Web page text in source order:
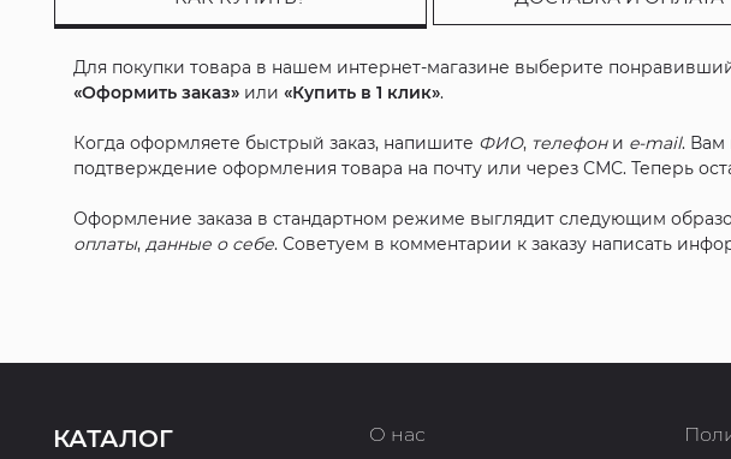
Для покупки товара в нашем интернет-магазине выберите
«Оформить заказ» или«Купить в 1 клик».
Когда оформляете быстрый заказ, напишите ФИО, телефони e-mail. Вам
подтверждение оформления товара на почту или через СМС. Теперь
Оформление заказа в стандартном режиме выглядит следующим
оплаты,данные о себе. Советуем в комментарии к заказу написать
КАТАЛОГ
О нас